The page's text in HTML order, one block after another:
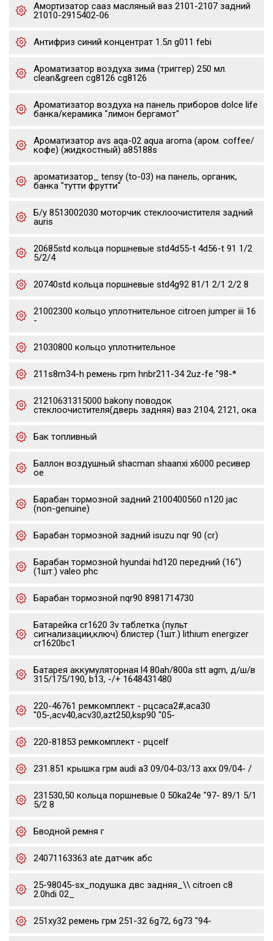
Амортизатор сааз масляный ваз 2101-2107 задний
21010-2915402-06
Антифриз синий концентрат 1.5л g011 febi
Ароматизатор воздуха зима (триггер) 250 мл.
clean&green cg8126 cg8126
Ароматизатор воздуха на панель приборов dolce life
банка/керамика "лимон бергамот"
Ароматизатор avs aqa-02 aqua aroma (аром. coffee/
кофе) (жидкостный) a85188s
ароматизатор_ tensy (to-03) на панель, органик,
банка "тутти фрутти"
Б/у 8513002030 моторчик стеклоочистителя задний
auris
20685std кольца поршневые std4d55-t 4d56-t 91 1/2
5/2/4
20740std кольца поршневые std4g92 81/1 2/1 2/2 8
21002300 кольцо уплотнительное citroen jumper iii 16
-
21030800 кольцо уплотнительное
211s8m34-h ремень грm hnbr211-34 2uz-fe "98-*
21210631315000 bakony поводок
стеклоочистителя(дверь задняя) ваз 2104, 2121, ока
Бак топливный
Баллон воздушный shacman shaanxi x6000 ресивер
oe
Барабан тормозной задний 2100400560 n120 jac
(non-genuine)
Барабан тормозной задний isuzu nqr 90 (cr)
Барабан тормозной hyundai hd120 передний (16")
(1шт.) valeo phc
Барабан тормозной nqr90 8981714730
Батарейка cr1620 3v таблетка (пульт
сигнализации,ключ) блистер (1шт.) lithium energizer
cr1620bc1
Батарея аккумуляторная l4 80ah/800a stt agm, д/ш/в
315/175/190, b13, -/+ 1648431480
220-46761 ремкомплект - рцсaca2#,aca30
"05-,acv40,acv30,azt250,ksp90 "05-
220-81853 ремкомплект - рцсelf
231.851 крышка грм audi a3 09/04-03/13 axx 09/04- /
231530,50 кольца поршневые 0 50ka24e "97- 89/1 5/1
5/2 8
Бводной ремня г
24071163363 ate датчик абс
25-98045-sx_подушка двс задняя_\\ citroen c8
2.0hdi 02_
251xy32 ремень грм 251-32 6g72, 6g73 "94-